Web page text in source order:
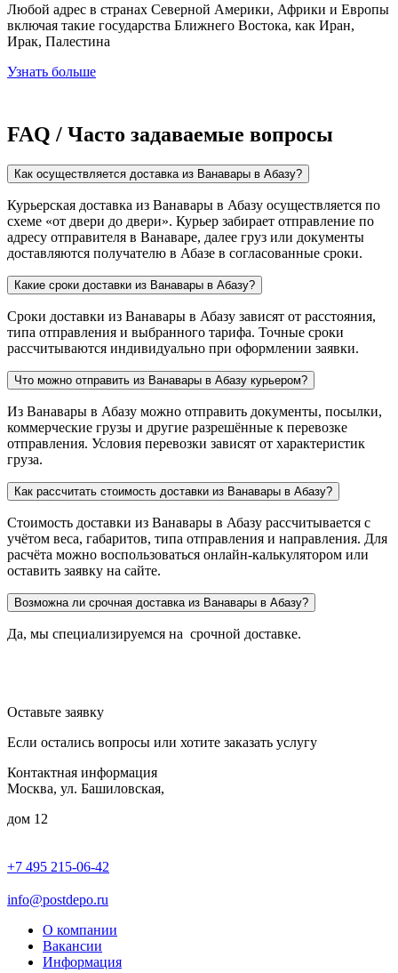
Любой адрес в странах Северной Америки, Африки и Европы
включая такие государства Ближнего Востока, как Иран,
Ирак, Палестина
Узнать больше
FAQ / Часто задаваемые вопросы
Как осуществляется доставка из Ванавары в Абазу?
Курьерская доставка из Ванавары в Абазу осуществляется по
схеме «от двери до двери». Курьер забирает отправление по
адресу отправителя в Ванаваре, далее груз или документы
доставляются получателю в Абазе в согласованные сроки.
Какие сроки доставки из Ванавары в Абазу?
Сроки доставки из Ванавары в Абазу зависят от расстояния,
типа отправления и выбранного тарифа. Точные сроки
рассчитываются индивидуально при оформлении заявки.
Что можно отправить из Ванавары в Абазу курьером?
Из Ванавары в Абазу можно отправить документы, посылки,
коммерческие грузы и другие разрешённые к перевозке
отправления. Условия перевозки зависят от характеристик
груза.
Как рассчитать стоимость доставки из Ванавары в Абазу?
Стоимость доставки из Ванавары в Абазу рассчитывается с
учётом веса, габаритов, типа отправления и направления. Для
расчёта можно воспользоваться онлайн-калькулятором или
оставить заявку на сайте.
Возможна ли срочная доставка из Ванавары в Абазу?
Да, мы специализируемся на срочной доставке.
Оставьте заявку
Если остались вопросы или хотите заказать услугу
Контактная информация
Москва, ул. Башиловская,
дом 12
+7 495 215-06-42
info@postdepo.ru
О компании
Вакансии
Информация